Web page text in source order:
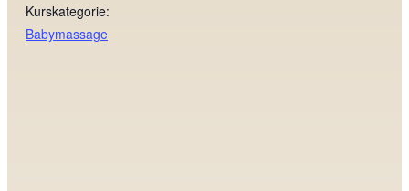
Kurskategorie:
Babymassage